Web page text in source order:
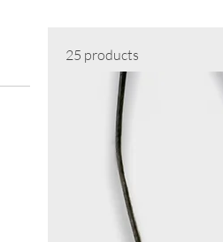
25 products